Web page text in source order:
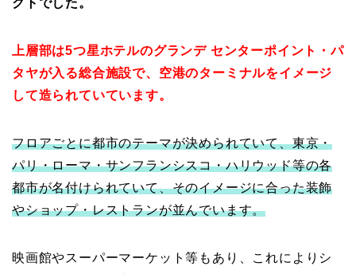
上層部は5つ星ホテルのグランデ センターポイント・パ
タヤが入る総合施設で、空港のターミナルをイメージ
して造られていています。
フロアごとに都市のテーマが決められていて、東京・
パリ・ローマ・サンフランシスコ・ハリウッド等の各
都市が名付けられていて、そのイメージに合った装飾
やショップ・レストランが並んでいます。
映画館やスーパーマーケット等もあり、これによりシ